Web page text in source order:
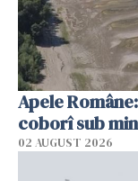
Apele
coborî sub
02 AUGUST 2026